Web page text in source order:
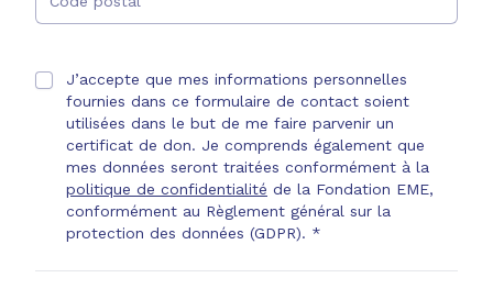
J’accepte que mes informations personnelles
fournies dans ce formulaire de contact soient
utilisées dans le but de me faire parvenir un
certificat de don. Je comprends également que
mes données seront traitées conformément à la
politique de confidentialité de la Fondation EME,
conformément au Règlement général sur la
protection des données (GDPR). *